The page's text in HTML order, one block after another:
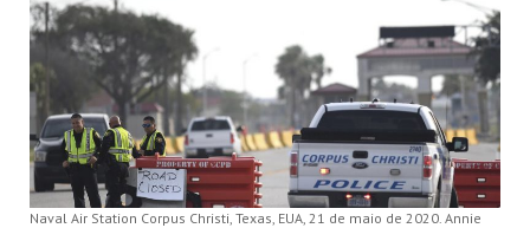
Naval Air Station Corpus Christi, Texas, EUA, 21 de maio de 2020. Annie